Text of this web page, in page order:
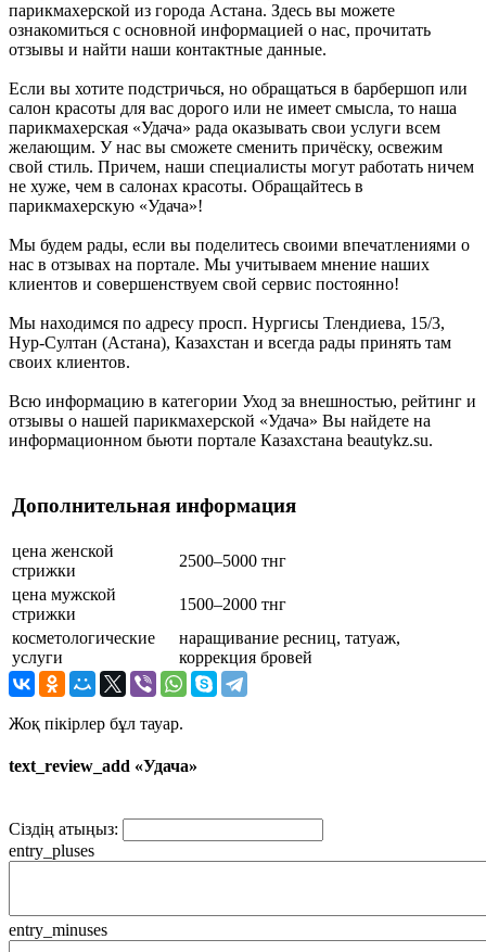
парикмахерской из города Астана. Здесь вы можете
ознакомиться с основной информацией о нас, прочитать
отзывы и найти наши контактные данные.
Если вы хотите подстричься, но обращаться в барбершоп или
салон красоты для вас дорого или не имеет смысла, то наша
парикмахерская «Удача» рада оказывать свои услуги всем
желающим. У нас вы сможете сменить причёску, освежим
свой стиль. Причем, наши специалисты могут работать ничем
не хуже, чем в салонах красоты. Обращайтесь в
парикмахерскую «Удача»!
Мы будем рады, если вы поделитесь своими впечатлениями о
нас в отзывах на портале. Мы учитываем мнение наших
клиентов и совершенствуем свой сервис постоянно!
Мы находимся по адресу просп. Нургисы Тлендиева, 15/3,
Нур-Султан (Астана), Казахстан и всегда рады принять там
своих клиентов.
Всю информацию в категории Уход за внешностью, рейтинг и
отзывы о нашей парикмахерской «Удача» Вы найдете на
информационном бьюти портале Казахстана beautykz.su.
Дополнительная информация
цена женской
стрижки
2500–5000 тнг
цена мужской
стрижки
1500–2000 тнг
косметологические
услуги
наращивание ресниц, татуаж,
коррекция бровей
Жоқ пікірлер бұл тауар.
text_review_add «Удача»
Сіздің атыңыз:
entry_pluses
entry_minuses